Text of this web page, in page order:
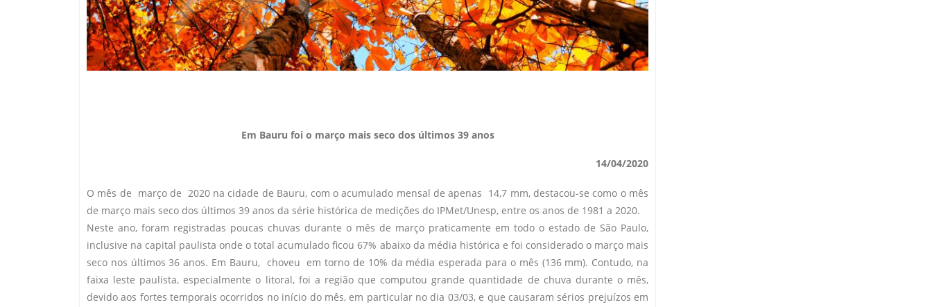
Em Bauru foi o março mais seco dos últimos 39 anos
14/04/2020
O mês de março de 2020 na cidade de Bauru, com o acumulado mensal de apenas 14,7 mm, destacou-se como o mês
de março mais seco dos últimos 39 anos da série histórica de medições do IPMet/Unesp, entre os anos de 1981 a 2020.
Neste ano, foram registradas poucas chuvas durante o mês de março praticamente em todo o estado de São Paulo,
inclusive na capital paulista onde o total acumulado ficou 67% abaixo da média histórica e foi considerado o março mais
seco nos últimos 36 anos. Em Bauru, choveu em torno de 10% da média esperada para o mês (136 mm). Contudo, na
faixa leste paulista, especialmente o litoral, foi a região que computou grande quantidade de chuva durante o mês,
devido aos fortes temporais ocorridos no início do mês, em particular no dia 03/03, e que causaram sérios prejuízos em